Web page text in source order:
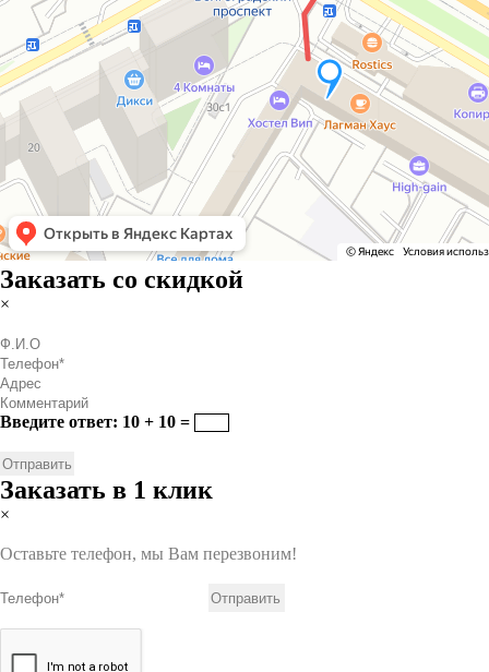
Заказать со скидкой
×
Введите ответ: 10 + 10 =
Заказать в 1 клик
×
Оставьте телефон, мы Вам перезвоним!